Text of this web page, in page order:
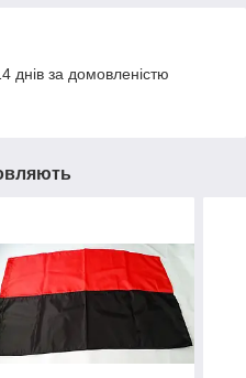
днів за домовленістю